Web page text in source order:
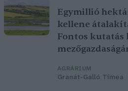
Egymillió
kellene
Fontos kutatás
AGRÁRIUM
Granát-Galló Tímea